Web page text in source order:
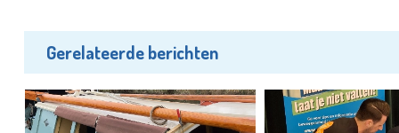
Gerelateerde berichten